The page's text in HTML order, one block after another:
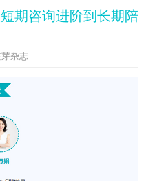
期咨询进阶到长期陪
杂志